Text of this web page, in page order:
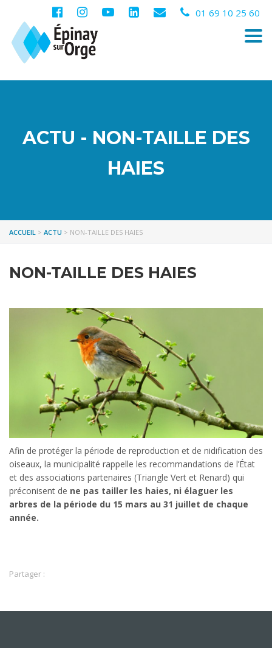
01 69 10 25 60
ACTU - NON-TAILLE DES
HAIES
ACCUEIL > ACTU > NON-TAILLE DES HAIES
NON-TAILLE DES HAIES
Afin de protéger la période de reproduction et de nidification des
oiseaux, la municipalité rappelle les recommandations de l’État
et des associations partenaires (Triangle Vert et Renard) qui
préconisent de ne pas tailler les haies, ni élaguer les
arbres de la période du 15 mars au 31 juillet de chaque
année.
Partager :